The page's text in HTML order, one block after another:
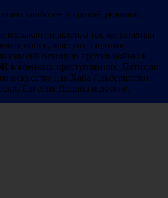
вало наиболее широкий резонанс.
музыкант и актер, а так же раненый
войск, выступил против
петицию против войны в
в военных преступлениях. Петицию
искусства как Хава Альберштейн,
Евгения Додина и другие.